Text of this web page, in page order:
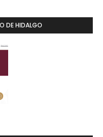
DE HIDALGO